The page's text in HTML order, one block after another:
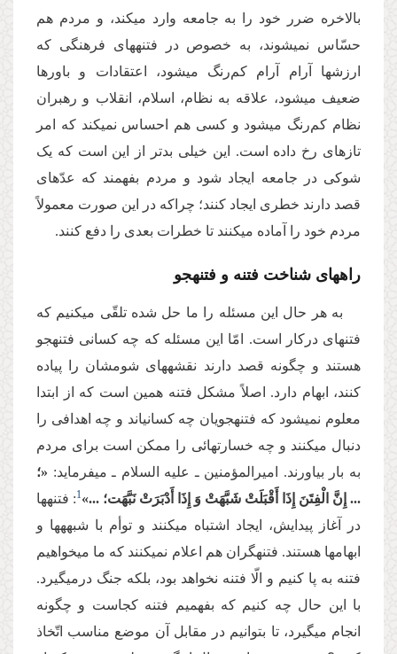
بالاخره ضرر خود را به جامعه وارد می­کند، و مردم هم
حسّاس نمی­شوند، به خصوص در فتنه­های فرهنگی که
ارزش­ها آرام آرام کم‌رنگ می­شود، اعتقادات و باورها
ضعیف می­شود، علاقه به نظام، اسلام، انقلاب و رهبران
نظام کم‌رنگ می­شود و کسی هم احساس نمی­کند که امر
تازه­ای رخ داده است. این خیلی بدتر از این است که یک
شوکی در جامعه ایجاد شود و مردم بفهمند که عدّه­ای
قصد دارند خطری ایجاد کنند؛ چراکه در این صورت معمولاً
مردم خود را آماده می­کنند تا خطرات بعدی را دفع کنند.
راه­های شناخت فتنه و فتنه­جو
به هر حال این مسئله را ما حل شده تلقّی می­کنیم که
فتنه­ای درکار است. امّا این مسئله که چه کسانی فتنه­جو
هستند و چگونه قصد دارند نقشه­های شوم­شان را پیاده
کنند، ابهام دارد. اصلاً مشکل فتنه همین است که از ابتدا
معلوم نمی­شود که فتنه­جویان چه کسانی­اند و چه اهدافی را
دنبال می­کنند و چه خسارت­هائی را ممکن است برای مردم
به بار بیاورند. امیرالمؤمنین ـ علیه السلام ـ می­فرماید: «؛
... إِنَّ الْفِتَنَ إِذَا أَقْبَلَتْ شَبَّهَتْ وَ إِذَا أَدْبَرَتْ نَبَّهَت‌‌؛ ...»1: فتنه­ها
در آغاز پیدایش، ایجاد اشتباه می­کنند و توأم با شبهه­ها و
ابهام­ها هستند. فتنه­گران هم اعلام نمی­کنند که ما می­خواهیم
فتنه به پا کنیم و الّا فتنه نخواهد بود، بلکه جنگ درمی­گیرد.
با این حال چه کنیم که بفهمیم فتنه کجاست و چگونه
انجام می­گیرد، تا بتوانیم در مقابل آن موضع مناسب اتّخاذ